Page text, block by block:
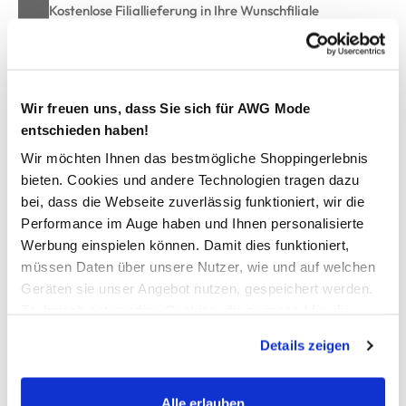
Wir freuen uns, dass Sie sich für AWG Mode
entschieden haben!
Wir möchten Ihnen das bestmögliche Shoppingerlebnis
bieten. Cookies und andere Technologien tragen dazu
bei, dass die Webseite zuverlässig funktioniert, wir die
Performance im Auge haben und Ihnen personalisierte
Werbung einspielen können. Damit dies funktioniert,
müssen Daten über unsere Nutzer, wie und auf welchen
Geräten sie unser Angebot nutzen, gespeichert werden.
werden, werden bei der Nutzung der Webseite auf jeden
Fall gesetzt. Cookies von Drittanbietern für Analyse- oder
Trackingzwecke werden nur dann aktiviert, wenn Sie das
Details zeigen
Alle erlauben
Kostenlose Filiallieferung in Ihre Wunschfiliale
Damen Basic Pullover
hübscher Strickpullover von Sure
aufgerollter Rundhals-Ausschnitt
Armabschluss und Saum ebenfalls aufgerollt
gerade, entspannte Passform
trageangenehmes Material